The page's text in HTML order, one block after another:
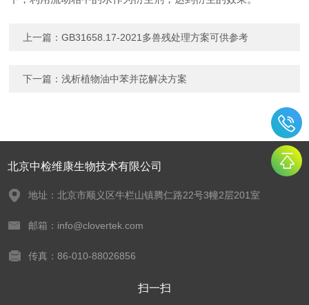
上一篇：GB31658.17-2021多兽残处理方案可供参考
下一篇：浅析植物油中苯并芘解决方案
北京中检维康生物技术有限公司
地址：北京市顺义区牛栏山镇腾仁路22号3幢2层201室
邮箱：info@clovertek.com
传真：86-010-88026856
扫一扫